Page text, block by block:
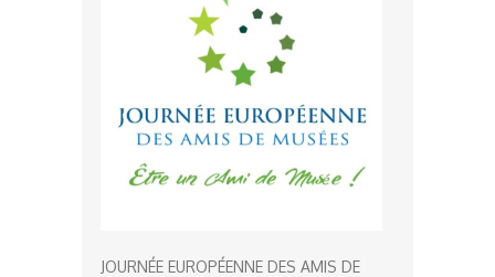
JOURNÉE EUROPÉENNE DES AMIS DE